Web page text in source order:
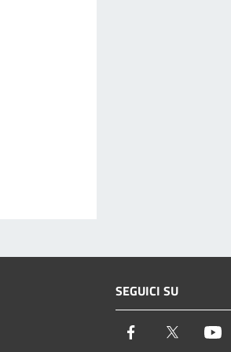
SEGUICI SU
Facebook Twitter